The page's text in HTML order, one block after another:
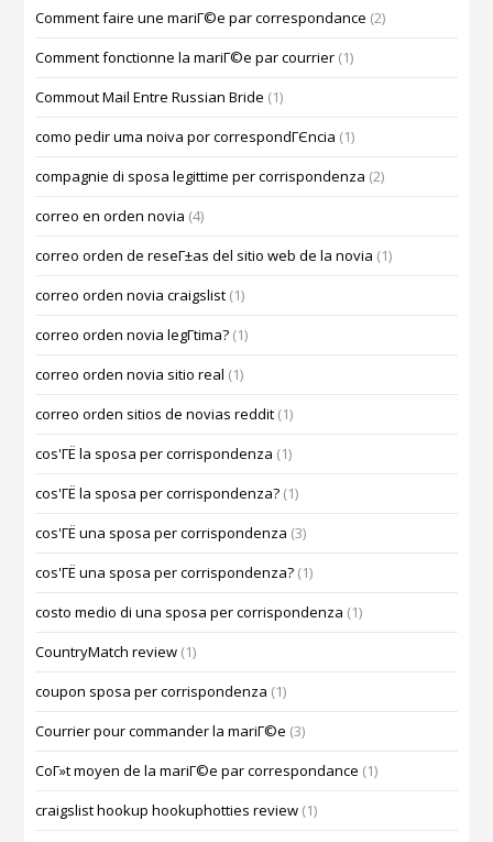
Comment faire une mariГ©e par correspondance (2)
Comment fonctionne la mariГ©e par courrier (1)
Commout Mail Entre Russian Bride (1)
como pedir uma noiva por correspondГЄncia (1)
compagnie di sposa legittime per corrispondenza (2)
correo en orden novia (4)
correo orden de reseГ±as del sitio web de la novia (1)
correo orden novia craigslist (1)
correo orden novia legГ­tima? (1)
correo orden novia sitio real (1)
correo orden sitios de novias reddit (1)
cos'ГЁ la sposa per corrispondenza (1)
cos'ГЁ la sposa per corrispondenza? (1)
cos'ГЁ una sposa per corrispondenza (3)
cos'ГЁ una sposa per corrispondenza? (1)
costo medio di una sposa per corrispondenza (1)
CountryMatch review (1)
coupon sposa per corrispondenza (1)
Courrier pour commander la mariГ©e (3)
CoГ»t moyen de la mariГ©e par correspondance (1)
craigslist hookup hookuphotties review (1)